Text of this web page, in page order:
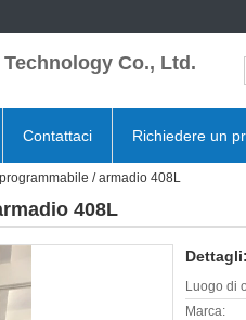
Co., Ltd.
Contattaci Richiedere un
/ armadio 408L
408L
Dettagli:
Luogo di
Marca: